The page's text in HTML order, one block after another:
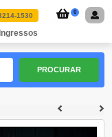
1530 0
Ingressos
PROCURAR